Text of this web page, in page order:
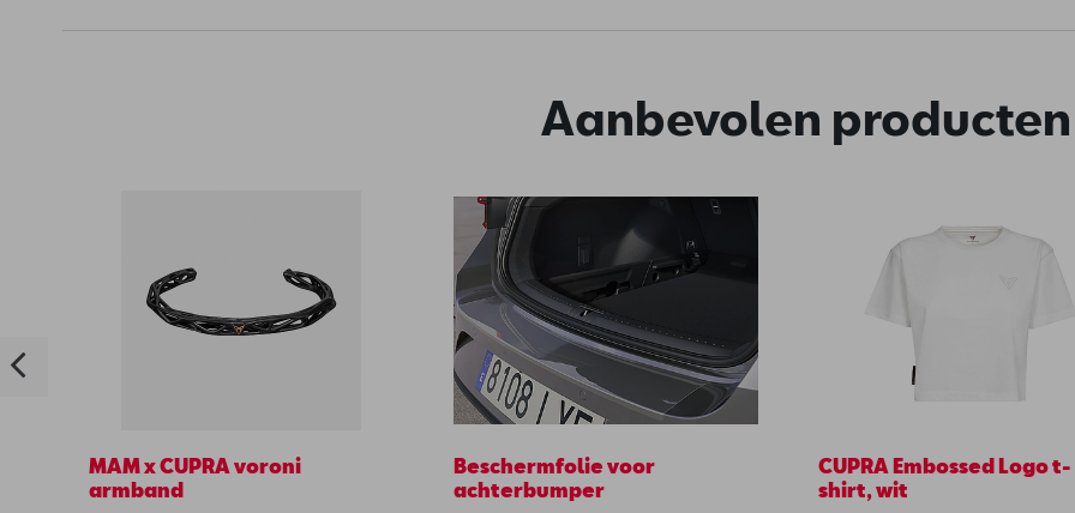
Aanbevolen producten
MAM x CUPRA voroni
armband
Beschermfolie voor
achterbumper
CUPRA Embossed Logo t-
shirt, wit